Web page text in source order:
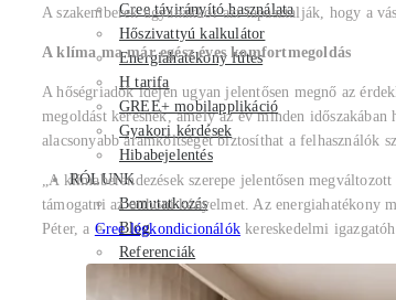
Gree távirányító használata
Hőszivattyú kalkulátor
Energiahatékony fűtés
H tarifa
GREE+ mobilapplikáció
Gyakori kérdések
Hibabejelentés
RÓLUNK
Bemutatkozás
Blog
Referenciák
A szakemberek ugyanakkor azt tapasztalják, hogy a
A klíma ma már egész éves komfortmegoldás
A hőségriadók idején ugyan jelentősen megnő az
megoldást keresnek, amely az év minden
alacsonyabb áramköltséget biztosíthat a felhasználók
„A klímaberendezések szerepe jelentősen
támogatni az otthoni kényelmet. Az energiahatékony
Péter, a Gree légkondicionálók kereskedelmi